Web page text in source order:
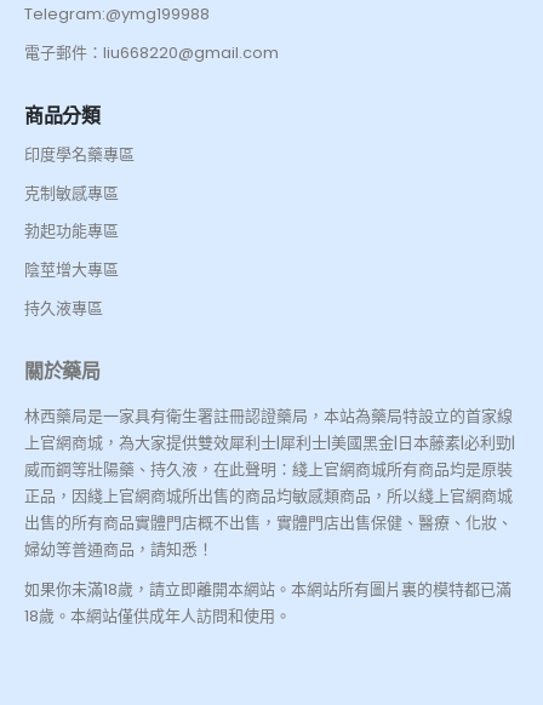
Telegram:@ymg199988
電子郵件：liu668220@gmail.com
商品分類
印度學名藥專區
克制敏感專區
勃起功能專區
陰莖增大專區
持久液專區
關於藥局
林西藥局是一家具有衛生署註冊認證藥局，本站為藥局特設立的首家線
上官網商城，為大家提供雙效犀利士|犀利士|美國黑金|日本藤素|必利勁|
威而鋼等壯陽藥、持久液，在此聲明：綫上官網商城所有商品均是原裝
正品，因綫上官網商城所出售的商品均敏感類商品，所以綫上官網商城
出售的所有商品實體門店概不出售，實體門店出售保健、醫療、化妝、
婦幼等普通商品，請知悉！
如果你未滿18歲，請立即離開本網站。本網站所有圖片裏的模特都已滿
18歲。本網站僅供成年人訪問和使用。